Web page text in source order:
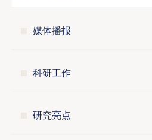
媒体播报
科研工作
研究亮点